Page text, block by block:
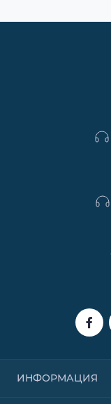
ИНФОРМАЦИЯ